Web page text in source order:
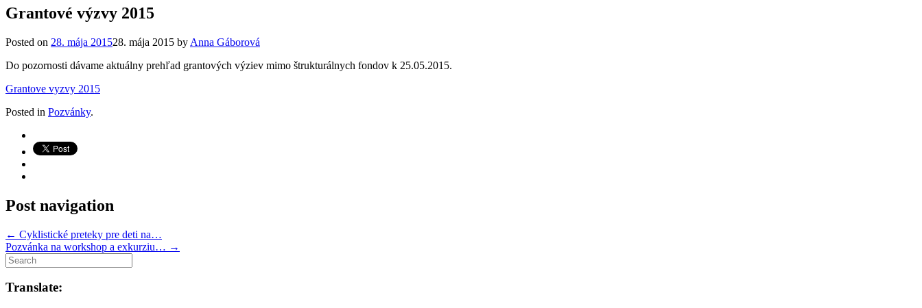
Grantové výzvy 2015
Posted on 28. mája 201528. mája 2015 by Anna Gáborová
Do pozornosti dávame aktuálny prehľad grantových výziev mimo štrukturálnych fondov k 25.05.2015.
Grantove vyzvy 2015
Posted in Pozvánky.
Post navigation
← Cyklistické preteky pre deti na…
Pozvánka na workshop a exkurziu… →
Translate: